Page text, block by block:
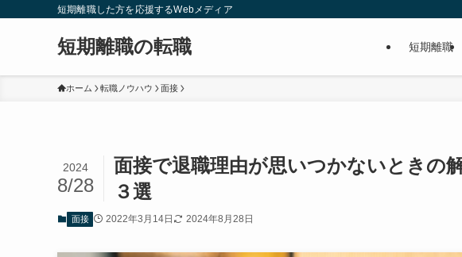
短期離職した方を応援するWebメディア
短期離職の転職 短期離職
ホーム 転職ノウハウ 面接
面接で退職理由が思いつかないときの
３選
2024
8/28
面接 2022年3月14日 2024年8月28日